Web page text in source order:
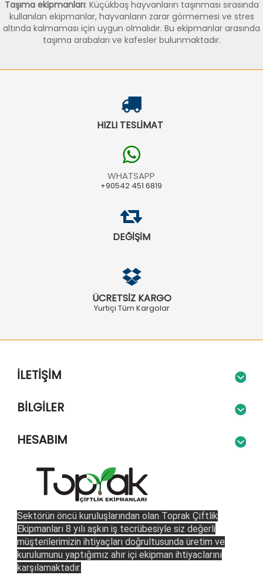
Taşıma ekipmanları: Küçükbaş hayvanların taşınması sırasında
kullanılan ekipmanlar, hayvanların zarar görmemesi ve stres
altında kalmaması için uygun olmalıdır. Bu ekipmanlar arasında
taşıma arabaları ve kafesler bulunmaktadır.
HIZLI TESLİMAT
WHATSAPP
+90542 451 6819
DEĞİŞİM
ÜCRETSİZ KARGO
Yurtiçi Tüm Kargolar
İLETIŞIM
BILGILER
HESABIM
Sektörün öncü kuruluşlarından olan Toprak Çiftlik
Ekipmanları 8 yılı aşkın iş tecrübesiyle siz değerli
müşterilerimizin ihtiyaçları doğrultusunda üretim ve
kurulumunu yaptığımız ahır içi ekipman ihtiyaclarını
karşılamaktadır.